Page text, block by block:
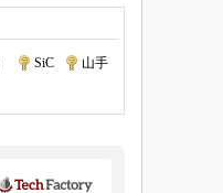
SiC
山手